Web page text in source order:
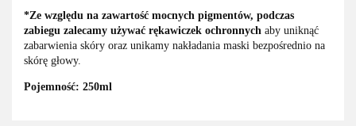
*Ze względu na zawartość mocnych pigmentów, podczas
zabiegu zalecamy używać rękawiczek ochronnych aby uniknąć
zabarwienia skóry oraz unikamy nakładania maski bezpośrednio na
skórę głowy.
Pojemność: 250ml